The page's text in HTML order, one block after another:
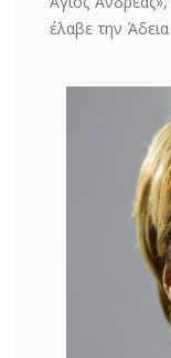
έλαβε την